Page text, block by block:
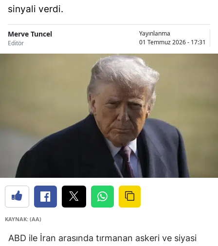
sinyali verdi.
Merve Tuncel
Editör
Yayınlanma
01 Temmuz 2026 - 17:31
KAYNAK: (AA)
ABD ile İran arasında tırmanan askeri ve siyasi